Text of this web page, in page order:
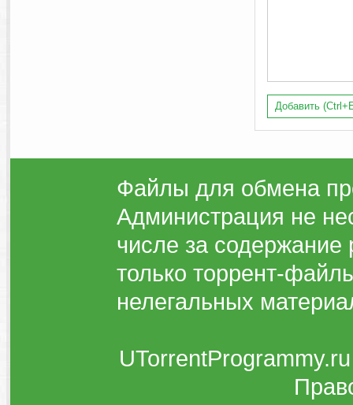
Добавить
Файлы для обмена
Администрация не
числе за
только торрент-
нелегальных
UTorrentProgrammy.ru